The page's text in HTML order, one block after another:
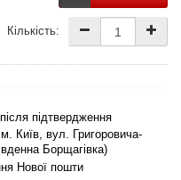
Кількість:
підтвердження
Київ, вул. Григоровича-
Борщагівка)
Нової пошти